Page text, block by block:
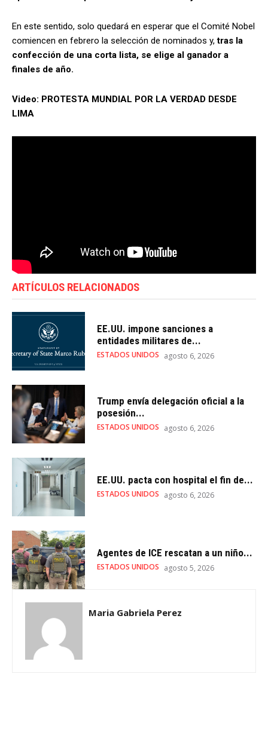
En este sentido, solo quedará en esperar que el Comité Nobel
comiencen en febrero la selección de nominados y,tras la
confección de una corta lista, se elige al ganador a
finales de año.
Video: PROTESTA MUNDIAL POR LA VERDAD DESDE
LIMA
ARTÍCULOS RELACIONADOS
EE.UU. impone sanciones a
entidades militares de...
ESTADOS UNIDOS agosto 6, 2026
Trump envía delegación oficial a la
posesión...
ESTADOS UNIDOS agosto 6, 2026
EE.UU. pacta con hospital el fin de...
ESTADOS UNIDOS agosto 6, 2026
Agentes de ICE rescatan a un niño...
ESTADOS UNIDOS agosto 5, 2026
Maria Gabriela Perez